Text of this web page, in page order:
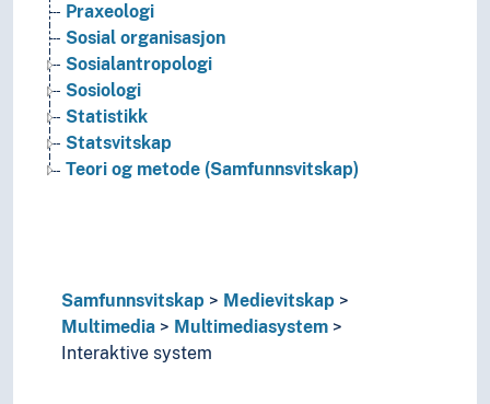
Praxeologi
Sosial organisasjon
Sosialantropologi
Sosiologi
Statistikk
Statsvitskap
Teori og metode (Samfunnsvitskap)
Samfunnsvitskap
Medievitskap
Multimedia
Multimediasystem
Interaktive system